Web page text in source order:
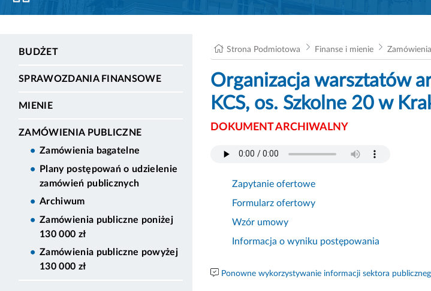
BUDŻET
SPRAWOZDANIA FINANSOWE
MIENIE
ZAMÓWIENIA PUBLICZNE
Zamówienia bagatelne
Plany postępowań o udzielenie
zamówień publicznych
Archiwum
Zamówienia publiczne poniżej
130 000 zł
Zamówienia publiczne powyżej
130 000 zł
Strona Podmiotowa Finanse i mienie
Organizacja warsztatów
KCS, os. Szkolne 20 w
DOKUMENT ARCHIWALNY
Zapytanie ofertowe
Formularz ofertowy
Wzór umowy
Informacja o wyniku postępowania
Ponowne wykorzystywanie informacji sektora